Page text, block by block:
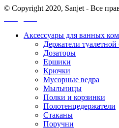
© Copyright 2020, Sanjet - Все
Аксессуары для ванных
Держатели туалетной
Дозаторы
Ершики
Крючки
Мусорные ведра
Мыльницы
Полки и корзинки
Полотенцедержатели
Стаканы
Поручни